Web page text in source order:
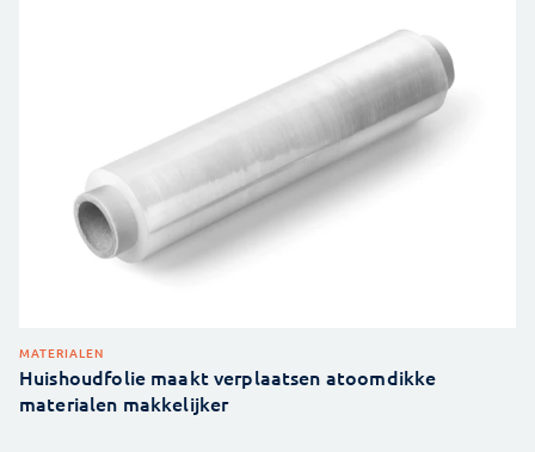
MATERIALEN
Huishoudfolie maakt verplaatsen atoomdikke
materialen makkelijker